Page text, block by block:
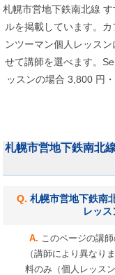
札幌市営地下鉄南北線
ルを掲載しています。
ンツーマン個人レッス
せて講師を選べます。
ッスンの場合 3,800 円
札幌市営地下鉄南北
札幌市営地下鉄南
レッ
このページの講
（講師により異なり
料のみ（個人レッス